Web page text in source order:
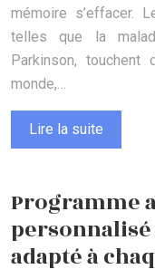
mémoire s’effacer.
telles que la
Parkinson,
monde,…
Lire la suite
Programme
adapté à